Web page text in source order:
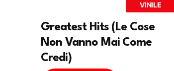
VINILE
Greatest Hits (Le Cose
Non Vanno Mai Come
Credi)